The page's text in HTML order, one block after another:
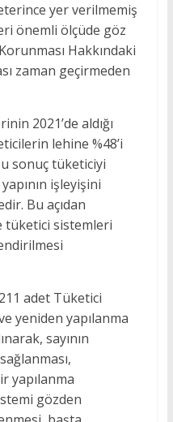
yer verilmemiş
önemli ölçüde göz
Hakkındaki
zaman geçirmeden
2021’de aldığı
lehine %48’i
sonuç tüketiciyi
işleyişini
Bu açıdan
tüketici sistemleri
adet Tüketici
yeniden yapılanma
sayının
yapılanma
gözden